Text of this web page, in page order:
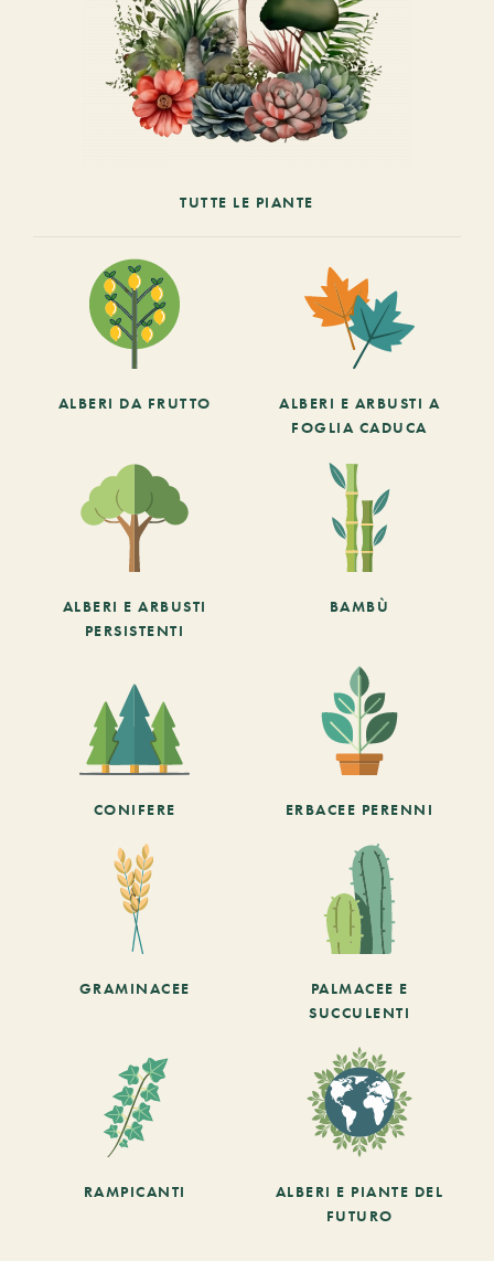
TUTTE LE PIANTE
ALBERI DA FRUTTO
ALBERI E ARBUSTI A
FOGLIA CADUCA
ALBERI E ARBUSTI
PERSISTENTI
BAMBÙ
CONIFERE ERBACEE PERENNI
GRAMINACEE
PALMACEE E
SUCCULENTI
RAMPICANTI
ALBERI E PIANTE DEL
FUTURO